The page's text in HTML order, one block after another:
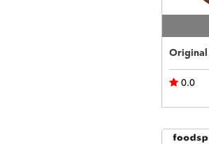
0.0